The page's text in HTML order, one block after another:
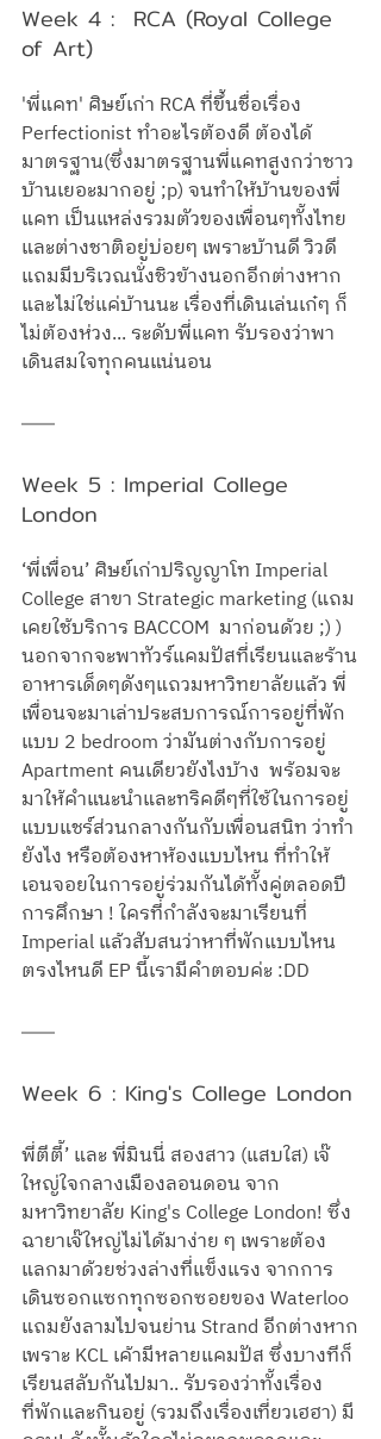
Week 4 :  RCA (Royal College
of Art)
'พี่แคท' ศิษย์เก่า RCA ที่ขึ้นชื่อเรื่อง
Perfectionist ทำอะไรต้องดี ต้องได้
มาตรฐาน(ซึ่งมาตรฐานพี่แคทสูงกว่าชาว
บ้านเยอะมากอยู่ ;p) จนทำให้บ้านของพี่
แคท เป็นแหล่งรวมตัวของเพื่อนๆทั้งไทย
และต่างชาติอยู่บ่อยๆ เพราะบ้านดี วิวดี
แถมมีบริเวณนั่งชิวข้างนอกอีกต่างหาก
และไม่ใช่แค่บ้านนะ เรื่องที่เดินเล่นเก๋ๆ ก็
ไม่ต้องห่วง... ระดับพี่แคท รับรองว่าพา
เดินสมใจทุกคนแน่นอน
Week 5 : Imperial College
London
‘พี่เพื่อน’ ศิษย์เก่าปริญญาโท Imperial
College สาขา Strategic marketing (แถม
เคยใช้บริการ BACCOM  มาก่อนด้วย ;) )
นอกจากจะพาทัวร์แคมปัสที่เรียนและร้าน
อาหารเด็ดๆดังๆแถวมหาวิทยาลัยแล้ว พี่
เพื่อนจะมาเล่าประสบการณ์การอยู่ที่พัก
แบบ 2 bedroom ว่ามันต่างกับการอยู่
Apartment คนเดียวยังไงบ้าง  พร้อมจะ
มาให้คำแนะนำและทริคดีๆที่ใช้ในการอยู่
แบบแชร์ส่วนกลางกันกับเพื่อนสนิท ว่าทำ
ยังไง หรือต้องหาห้องแบบไหน ที่ทำให้
เอนจอยในการอยู่ร่วมกันได้ทั้งคู่ตลอดปี
การศึกษา ! ใครที่กำลังจะมาเรียนที่
Imperial แล้วสับสนว่าหาที่พักแบบไหน
ตรงไหนดี EP นี้เรามีคำตอบค่ะ :DD
Week 6 : King's College London
พี่ตีตี้’ และ พี่มินนี่ สองสาว (แสบใส) เจ๊
ใหญ่ใจกลางเมืองลอนดอน จาก
มหาวิทยาลัย King's College London! ซึ่ง
ฉายาเจ๊ใหญ่ไม่ได้มาง่าย ๆ เพราะต้อง
แลกมาด้วยช่วงล่างที่แข็งแรง จากการ
เดินซอกแซกทุกซอกซอยของ Waterloo
แถมยังลามไปจนย่าน Strand อีกต่างหาก
เพราะ KCL เค้ามีหลายแคมปัส ซึ่งบางทีก็
เรียนสลับกันไปมา.. รับรองว่าทั้งเรื่อง
ที่พักและกินอยู่ (รวมถึงเรื่องเที่ยวเฮฮา) มี